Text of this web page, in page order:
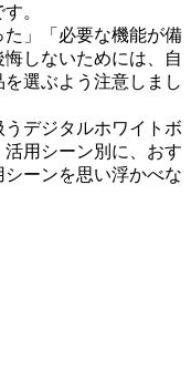
。
た」「必要な機能が備
しないためには、自
を選ぶよう注意しまし
デジタルホワイトボ
用シーン別に、おす
ーンを思い浮かべな